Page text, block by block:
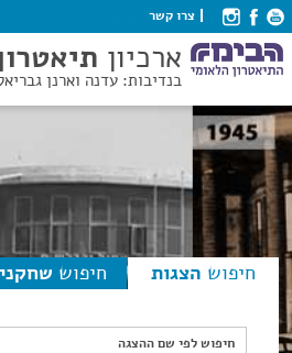
צרו קשר
ארכיון
בנדיבות: עדנה וארנן
חיפוש הצגות חיפוש
חיפוש לפי שם ההצגה